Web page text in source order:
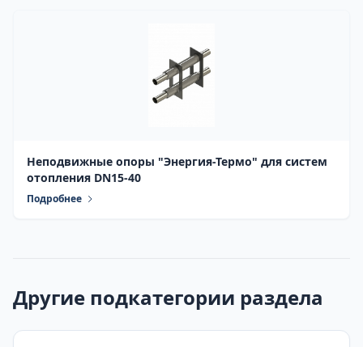
Неподвижные опоры "Энергия-Термо" для систем
отопления DN15-40
Подробнее
Другие подкатегории раздела